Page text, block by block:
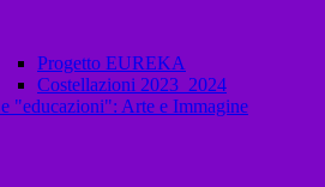
Progetto EUREKA
Costellazioni 2023_2024
"educazioni": Arte e Immagine